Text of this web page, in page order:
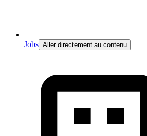
Jobs Aller directement au contenu